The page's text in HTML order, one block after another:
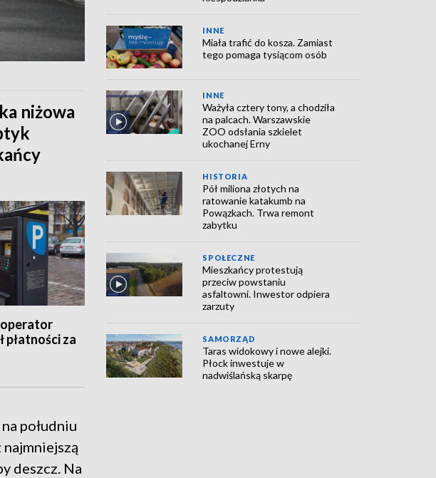
niżowa
płatności za
południu
najmniejszą
deszcz. Na
INNE
Miała trafić do kosza. Zamiast
tego pomaga tysiącom osób
INNE
Ważyła cztery tony, a chodziła
na palcach. Warszawskie
ZOO odsłania szkielet
ukochanej Erny
HISTORIA
Pół miliona złotych na
ratowanie katakumb na
Powązkach. Trwa remont
zabytku
SPOŁECZNE
Mieszkańcy protestują
przeciw powstaniu
asfaltowni. Inwestor odpiera
zarzuty
SAMORZĄD
Taras widokowy i nowe alejki.
Płock inwestuje w
nadwiślańską skarpę